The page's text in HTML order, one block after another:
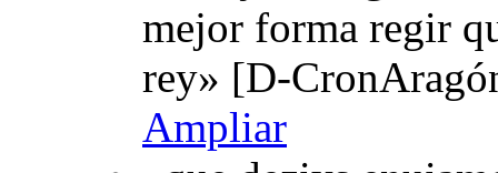
mejor forma regir
rey» [D-
Ampliar